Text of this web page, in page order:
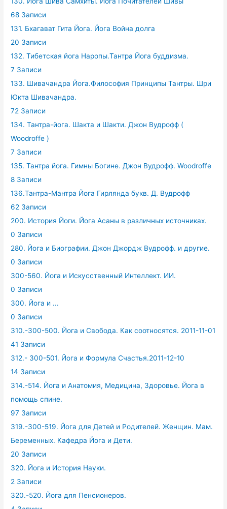
68 Записи
131. Бхагават Гита Йога. Йога Война долга
20 Записи
132. Тибетская йога Наропы.Тантра Йога буддизма.
7 Записи
133. Шивачандра Йога.Философия Принципы Тантры. Шри
Юкта Шивачандра.
72 Записи
134. Тантра-йога. Шакта и Шакти. Джон Вудрофф (
Woodroffe )
7 Записи
135. Тантра йога. Гимны Богине. Джон Вудрофф. Woodroffe
8 Записи
136.Тантра-Мантра Йога Гирлянда букв. Д. Вудрофф
62 Записи
200. История Йоги. Йога Асаны в различных источниках.
0 Записи
280. Йога и Биографии. Джон Джордж Вудрофф. и другие.
0 Записи
300-560. Йога и Искусственный Интеллект. ИИ.
0 Записи
300. Йога и ...
0 Записи
310.-300-500. Йога и Свобода. Как соотносятся. 2011-11-01
41 Записи
312.- 300-501. Йога и Формула Счастья.2011-12-10
14 Записи
314.-514. Йога и Анатомия, Медицина, Здоровье. Йога в
помощь спине.
97 Записи
319.-300-519. Йога для Детей и Родителей. Женщин. Мам.
Беременных. Кафедра Йога и Дети.
20 Записи
320. Йога и История Науки.
2 Записи
320.-520. Йога для Пенсионеров.